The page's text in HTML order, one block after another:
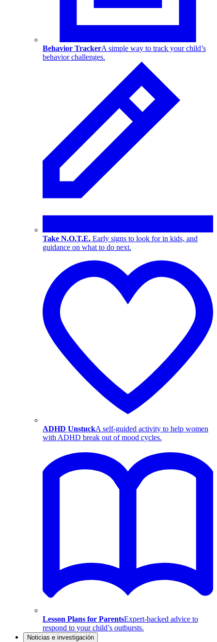
Behavior TrackerA simple way to track your child’s
behavior challenges.
Take N.O.T.E. Early signs to look for in kids, and
guidance on what to do next.
ADHD UnstuckA self-guided activity to help women
with ADHD break out of mood cycles.
Lesson Plans for ParentsExpert-backed advice to
respond to your child’s outbursts.
Noticias e investigación